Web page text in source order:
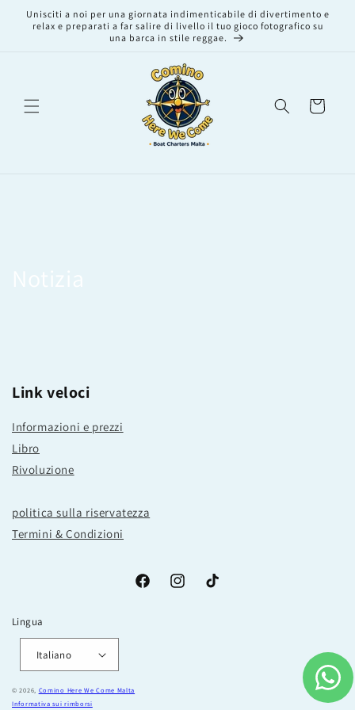
direttamente
ai contenuti
Unisciti a noi per una giornata indimenticabile di divertimento e
relax e preparati a far salire di livello il tuo gioco fotografico su
una barca in stile reggae.
Carrello
Link veloci
Informazioni e prezzi
Libro
Rivoluzione
politica sulla riservatezza
Termini & Condizioni
FacebookInstagramTikTok
Lingua
Italiano
© 2026, Comino Here We Come Malta
Informativa sui rimborsi